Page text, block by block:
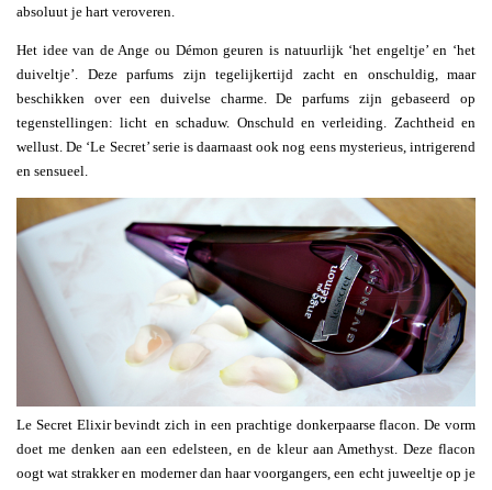
absoluut je hart veroveren.
Het idee van de Ange ou Démon geuren is natuurlijk ‘het engeltje’ en ‘het
duiveltje’. Deze parfums zijn tegelijkertijd zacht en onschuldig, maar
beschikken over een duivelse charme. De parfums zijn gebaseerd op
tegenstellingen: licht en schaduw. Onschuld en verleiding. Zachtheid en
wellust. De ‘Le Secret’ serie is daarnaast ook nog eens mysterieus, intrigerend
en sensueel.
Le Secret Elixir bevindt zich in een prachtige donkerpaarse flacon. De vorm
doet me denken aan een edelsteen, en de kleur aan Amethyst. Deze flacon
oogt wat strakker en moderner dan haar voorgangers, een echt juweeltje op je